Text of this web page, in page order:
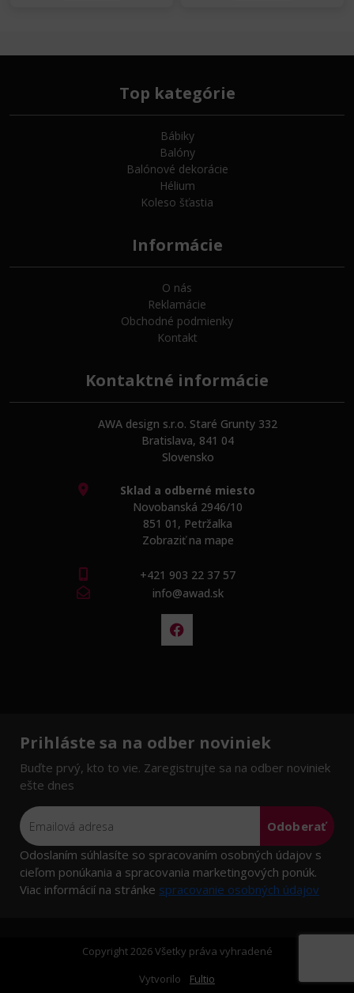
Top kategórie
Bábiky
Balóny
Balónové dekorácie
Hélium
Koleso šťastia
Informácie
O nás
Reklamácie
Obchodné podmienky
Kontakt
Kontaktné informácie
AWA design s.r.o. Staré Grunty 332
Bratislava, 841 04
Slovensko
Sklad a odberné miesto
Novobanská 2946/10
851 01, Petržalka
Zobraziť na mape
+421 903 22 37 57
info@awad.sk
Prihláste sa na odber noviniek
Buďte prvý, kto to vie. Zaregistrujte sa na odber noviniek
ešte dnes
Odoberať
Odoslaním súhlasíte so spracovaním osobných údajov s
cieľom ponúkania a spracovania marketingových ponúk.
Viac informácií na stránke spracovanie osobných údajov
Copyright 2026 Všetky práva vyhradené
Vytvorilo
Fultio